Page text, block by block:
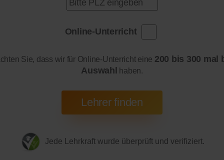
Online-Unterricht
Sie, dass wir für Online-Unterricht eine 200 bis 300 mal
Auswahl
haben.
Jede Lehrkraft wurde überprüft und verifiziert.